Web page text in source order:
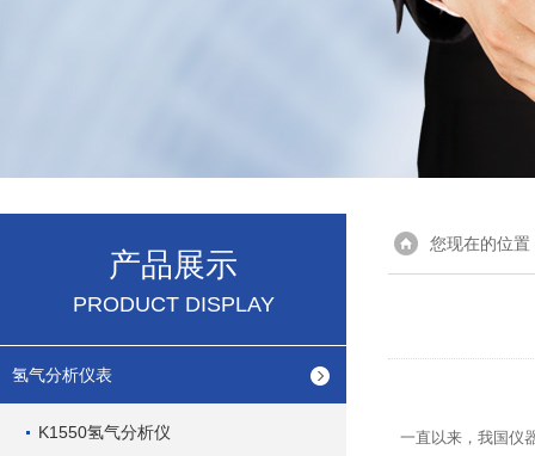
产品展示
PRODUCT DISPLAY
氢气分析仪表
K1550氢气分析仪
您现在的位置
一直以来，我国仪